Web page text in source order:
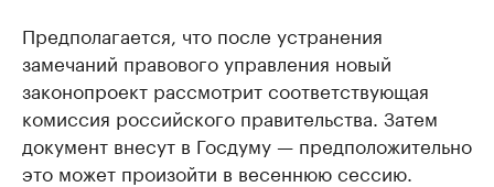
Предполагается, что после устранения
замечаний правового управления новый
законопроект рассмотрит соответствующая
комиссия российского правительства. Затем
документ внесут в Госдуму — предположительно
это может произойти в весеннюю сессию.